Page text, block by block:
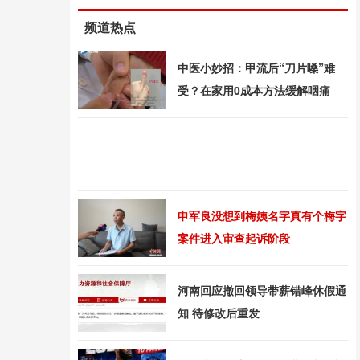
频道热点
中医小妙招：甲流后“刀片嗓”难
受？在家用0成本方法缓解咽痛
申军良没想到梅姨名字真有个梅字
案件进入审查起诉阶段
河南回应撤回领导带薪错峰休假通
知 待修改后重发